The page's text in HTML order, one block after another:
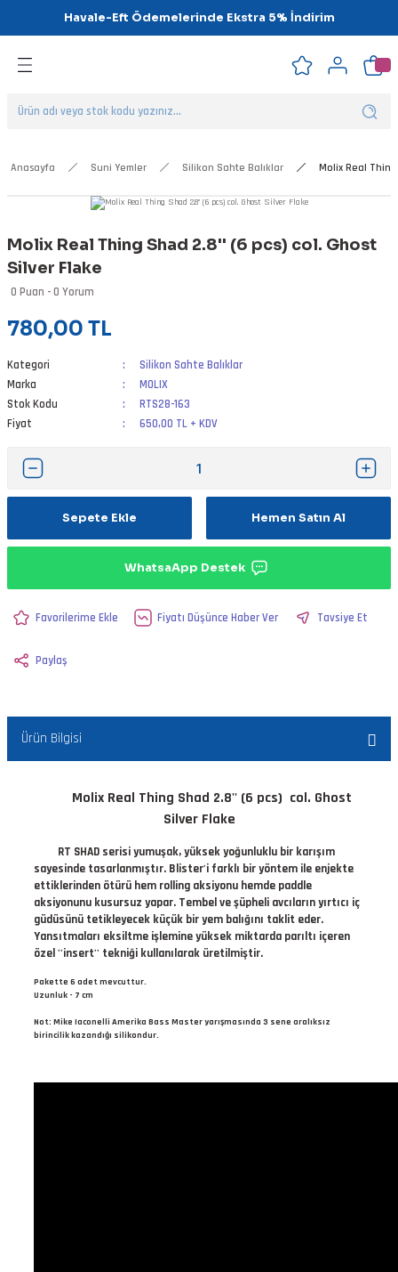
Havale-Eft Ödemelerinde Ekstra 5% İndirim
Geri Dön
Geri Dön
Geri Dön
Geri Dön
Geri Dön
Geri Dön
Anasayfa Suni Yemler Silikon Sahte Balıklar Molix Real
Molix Real Thing Shad 2.8'' (6 pcs) col. Ghost
Silver Flake
0 Puan - 0 Yorum
780,00 TL
Kategori
Silikon Sahte Balıklar
Marka
MOLIX
Stok Kodu
RTS28-163
Fiyat
650,00 TL + KDV
Sepete Ekle Hemen Satın Al
WhatsaApp Destek
Fiyatı Düşünce Haber Ver Tavsiye Et
Paylaş
Ürün Bilgisi
Molix Real Thing Shad 2.8'' (6 pcs) col. Ghost
Silver Flake
RT SHAD serisi yumuşak, yüksek yoğunluklu bir karışım
sayesinde tasarlanmıştır. Blister'i farklı bir yöntem ile enjekte
ettiklerinden ötürü hem rolling aksiyonu hemde paddle
aksiyonunu kusursuz yapar. Tembel ve şüpheli avcıların yırtıcı iç
güdüsünü tetikleyecek küçük bir yem balığını taklit eder.
Yansıtmaları eksiltme işlemine yüksek miktarda parıltı içeren
özel ''insert'' tekniği kullanılarak üretilmiştir.
Pakette 6 adet mevcuttur.
Uzunluk - 7 cm
Not: Mike Iaconelli Amerika Bass Master yarışmasında 3 sene aralıksız
birincilik kazandığı silikondur.